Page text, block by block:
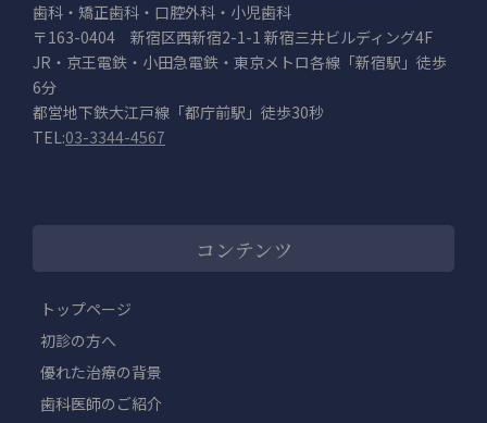
歯科・矯正歯科・口腔外科・小児歯科
〒163-0404 新宿区西新宿2-1-1 新宿三井ビルディング4F
JR・京王電鉄・小田急電鉄・東京メトロ各線「新宿駅」徒歩
6分
都営地下鉄大江戸線「都庁前駅」徒歩30秒
TEL:03-3344-4567
コンテンツ
トップページ
初診の方へ
優れた治療の背景
歯科医師のご紹介